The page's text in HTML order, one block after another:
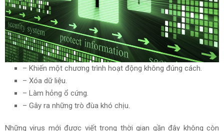
– Khiến một chương trình hoạt động không đúng cách.
– Xóa dữ liệu.
– Làm hỏng ổ cứng.
– Gây ra những trò đùa khó chịu.
Những virus mới được viết trong thời gian gần đây không còn